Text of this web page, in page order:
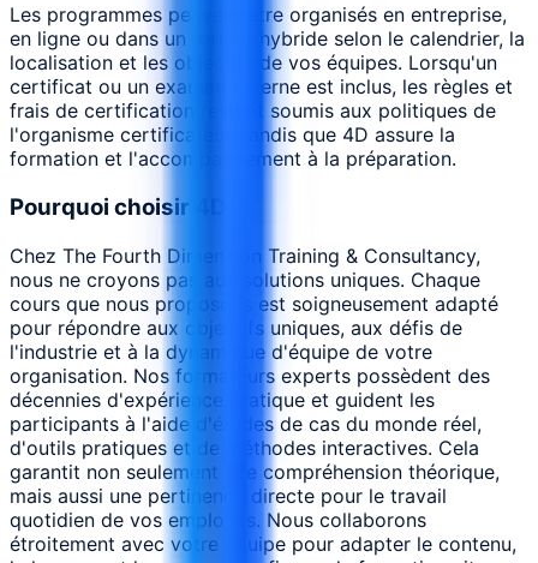
Les programmes peuvent être organisés en entreprise,
en ligne ou dans un format hybride selon le calendrier, la
localisation et les objectifs de vos équipes. Lorsqu'un
certificat ou un examen externe est inclus, les règles et
frais de certification restent soumis aux politiques de
l'organisme certificateur, tandis que 4D assure la
formation et l'accompagnement à la préparation.
Pourquoi choisir 4D
Chez The Fourth Dimension Training & Consultancy,
nous ne croyons pas aux solutions uniques. Chaque
cours que nous proposons est soigneusement adapté
pour répondre aux objectifs uniques, aux défis de
l'industrie et à la dynamique d'équipe de votre
organisation. Nos formateurs experts possèdent des
décennies d'expérience pratique et guident les
participants à l'aide d'études de cas du monde réel,
d'outils pratiques et de méthodes interactives. Cela
garantit non seulement une compréhension théorique,
mais aussi une pertinence directe pour le travail
quotidien de vos employés. Nous collaborons
étroitement avec votre équipe pour adapter le contenu,